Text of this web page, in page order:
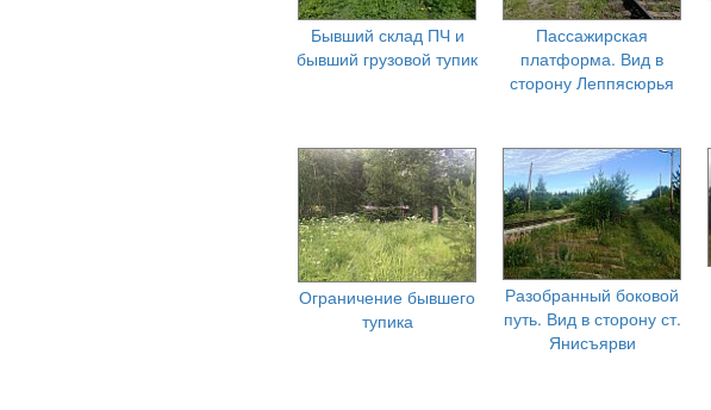
Бывший склад ПЧ и
бывший грузовой тупик
Пассажирская
платформа. Вид в
сторону Леппясюрья
Ограничение бывшего
тупика
Разобранный боковой
путь. Вид в сторону ст.
Янисъярви